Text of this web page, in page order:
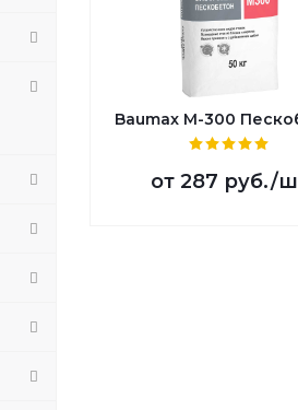
Baumax М-300
от 287 руб./